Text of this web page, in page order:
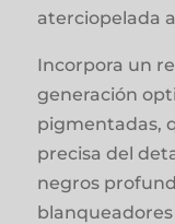
aterciopelada
Incorpora un
generación
pigmentadas,
precisa del
negros